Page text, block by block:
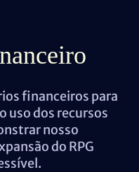
financeiros para
uso dos recursos
nosso
do RPG